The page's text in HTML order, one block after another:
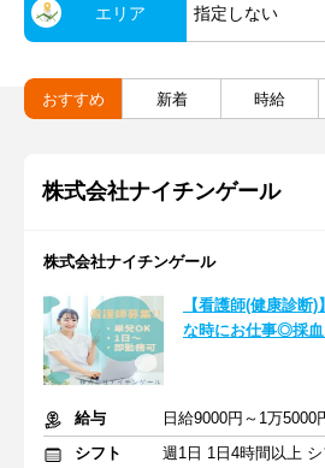
エリア 指定しない
おすすめ 新着 時給
株式会社ナイチンゲール
株式会社ナイチンゲール
【看護師(健康診断
な時にお仕事◎採
給与
日給9000円～1万
シフト
週1日 1日4時間以上